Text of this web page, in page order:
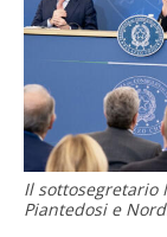
Il sottosegretario
Piantedosi e